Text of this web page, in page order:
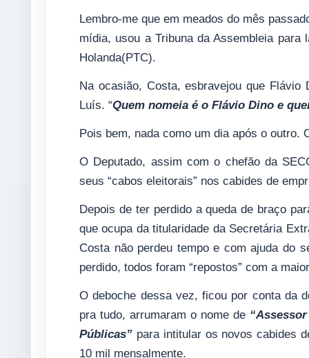
Lembro-me que em meados do mês
mídia, usou a Tribuna da Assembleia
Holanda(PTC).
Na ocasião, Costa, esbravejou que
Luís. “Quem nomeia é o Flávio Dino e
Pois bem, nada como um dia após o outro.
O Deputado, assim com o chefão da
seus “cabos eleitorais” nos cabides de
Depois de ter perdido a queda de braço
que ocupa da titularidade da Secretária
Costa não perdeu tempo e com ajuda do
perdido, todos foram “repostos” com a
O deboche dessa vez, ficou por conta da
pra tudo, arrumaram o nome de
Públicas” para intitular os novos cabides
10 mil mensalmente.